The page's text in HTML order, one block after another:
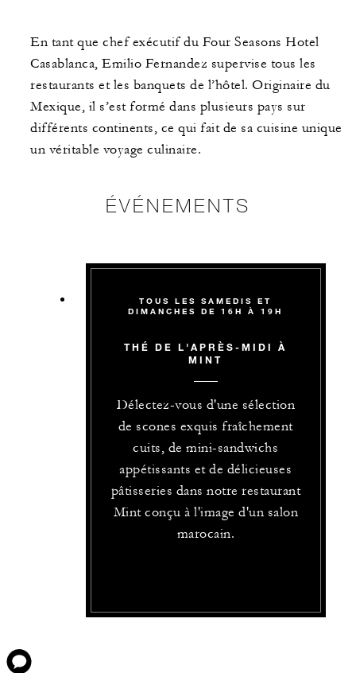
En tant que chef exécutif du Four Seasons Hotel
Casablanca, Emilio Fernandez supervise tous les
restaurants et les banquets de l’hôtel. Originaire du
Mexique, il s’est formé dans plusieurs pays sur
différents continents, ce qui fait de sa cuisine unique
un véritable voyage culinaire.
ÉVÉNEMENTS
TOUS LES SAMEDIS ET
DIMANCHES DE 16H À 19H
THÉ DE L'APRÈS-MIDI À
MINT
Délectez-vous d'une sélection
de scones exquis fraîchement
cuits, de mini-sandwichs
appétissants et de délicieuses
pâtisseries dans notre restaurant
Mint conçu à l'image d'un salon
marocain.